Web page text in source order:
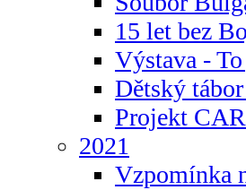
15 let bez
Výstava -
Dětský
Projekt
2021
Vzpomínka